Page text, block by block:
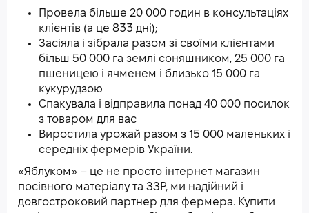
Провела більше 20 000 годин в консультаціях
клієнтів (а це 833 дні);
Засіяла і зібрала разом зі своїми клієнтами
більш 50 000 га землі соняшником, 25 000 га
пшеницею і ячменем і близько 15 000 га
кукурудзою
Спакувала і відправила понад 40 000 посилок
з товаром для вас
Виростила урожай разом з 15 000 маленьких і
середніх фермерів України.
«Яблуком» – це не просто інтернет магазин
посівного матеріалу та ЗЗР, ми надійний і
довгостроковий партнер для фермера. Купити